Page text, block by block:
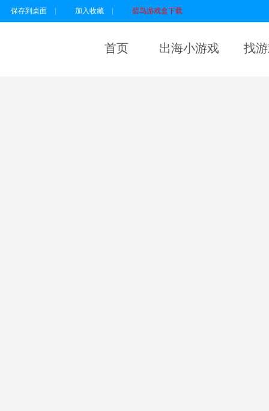
保存到桌面 加入收藏 碧鸟游戏盒下载
首页 出海小游戏 找